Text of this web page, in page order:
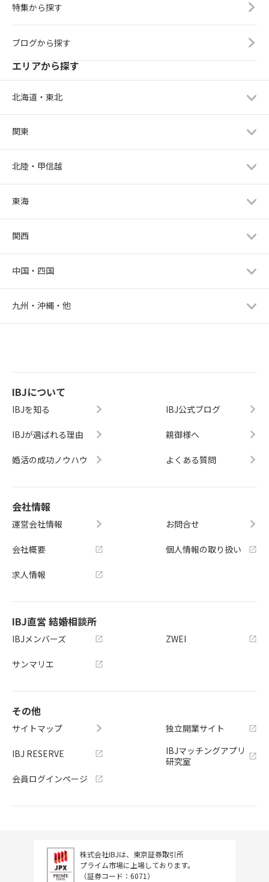
特集から探す
ブログから探す
エリアから探す
北海道・東北
関東
北陸・甲信越
東海
関西
中国・四国
九州・沖縄・他
IBJについて
IBJを知る
IBJが選ばれる理由
婚活の成功ノウハウ
IBJ公式ブログ
親御様へ
よくある質問
会社情報
運営会社情報
会社概要
求人情報
お問合せ
個人情報の取り扱い
IBJ直営 結婚相談所
IBJメンバーズ
サンマリエ
ZWEI
その他
サイトマップ
IBJ RESERVE
会員ログインページ
独立開業サイト
IBJマッチングアプリ
研究室
株式会社IBJは、東京証券取引所
プライム市場に上場しております。
（証券コード：6071）